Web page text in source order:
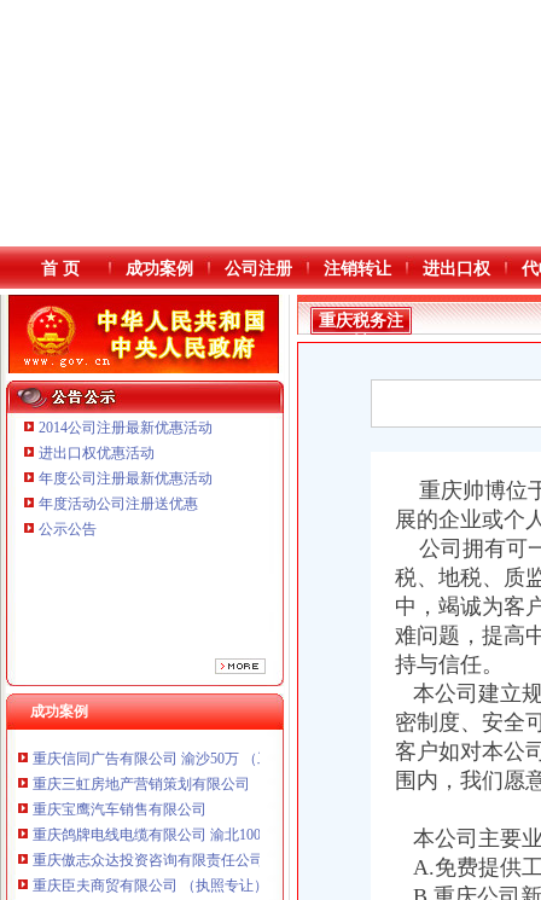
本站导航
首 页 成功案例 公司注册 注销转让 进出口权
2014公司注册最新优惠活动
进出口权优惠活动
年度公司注册最新优惠活动
年度活动公司注册送优惠
公示公告
成功案例
重庆鸽牌电线电缆有限公司 渝北10010万 (进出口权)
重庆星竣贸易有限责任公司 渝中100万 （进出口权）
重庆海谛升进出口贸易有限公司 渝北100万 （进出口权）
重庆奕欣锦诚商贸有限公司 渝九50万 （工商注册）
重庆三虹房地产营销策划有限公司
重庆宝鹰汽车销售有限公司
重庆鸽牌电线电缆有限公司 渝北10010万 (进出口权)
重庆傲志众达投资咨询有限责任公司 渝九1000万 （增资）
重庆臣夫商贸有限公司 （执照专让）
重庆卿倾商贸有限责任公司 渝江100万 （工商注册）
重庆税务注
销
重庆帅博位
展的企业或个
公司拥有可
税、地税、质
中，竭诚为客
难问题，提高
持与信任。
本公司建立
密制度、安全
客户如对本公
围内，我们愿
本公司主要
A.免费提供